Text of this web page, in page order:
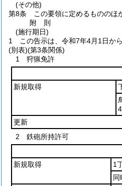
(その他)
第8条
この要領に定めるもののほ
附 則
(施行期日)
1
この告示は、令和7年4月1日か
(別表)(第3条関係)
1 狩猟免許
新規取得
更新
2 鉄砲所持許可
新規取得
1
同